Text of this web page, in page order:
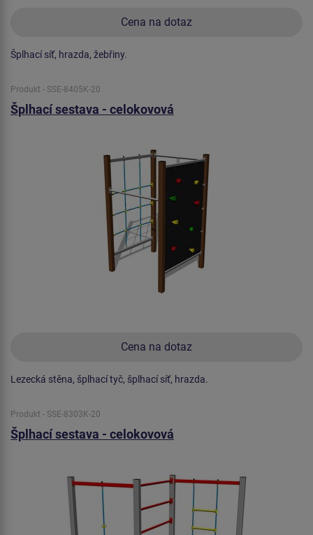
Cena na dotaz
Šplhací síť, hrazda, žebřiny.
Produkt - SSE-8405K-20
Šplhací sestava - celokovová
Cena na dotaz
Lezecká stěna, šplhací tyč, šplhací síť, hrazda.
Produkt - SSE-8303K-20
Šplhací sestava - celokovová